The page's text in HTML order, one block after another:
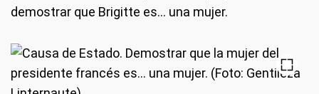
demostrar que Brigitte es... una mujer.